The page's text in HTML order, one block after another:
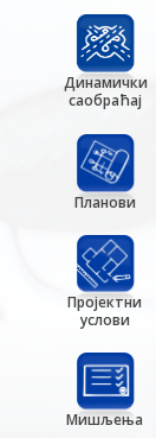
Динамички
саобраћај
Планови
Пројектни
услови
Мишљења